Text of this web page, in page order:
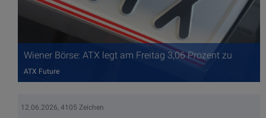
Wiener Börse: ATX legt am Freitag 3,06 Prozent zu
ATX Future
12.06.2026, 4105 Zeichen